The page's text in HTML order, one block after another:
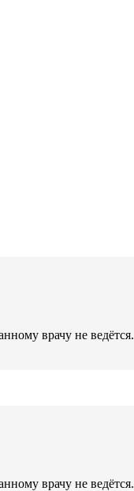
врачу не ведётся.
врачу не ведётся.